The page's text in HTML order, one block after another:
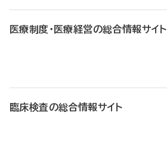
医療制度・医療経営の総合情報サイト
臨床検査の総合情報サイト